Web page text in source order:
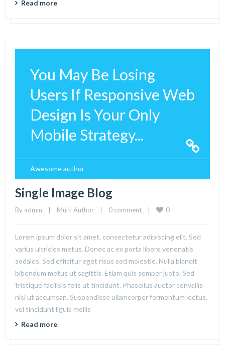
Read more
You May Be Losing
Users If Responsive Web
Design Is Your Only
Mobile Strategy...
Awesome author
Single Image Blog
By admin Multi Author 0 comment 0
Lorem ipsum dolor sit amet, consectetur adipiscing elit. Sed
varius ultricies metus. Donec ac ex porta libero venenatis
sodales. Sed efficitur eget risus sed molestie. Nulla blandit
bibendum metus ut sagittis. Etiam quis semper justo. Sed
tristique facilisis felis ut tincidunt. Phasellus auctor convallis
nisl ut accumsan. Suspendisse ullamcorper fermentum lectus,
vel tincidunt ligula mollis
Read more